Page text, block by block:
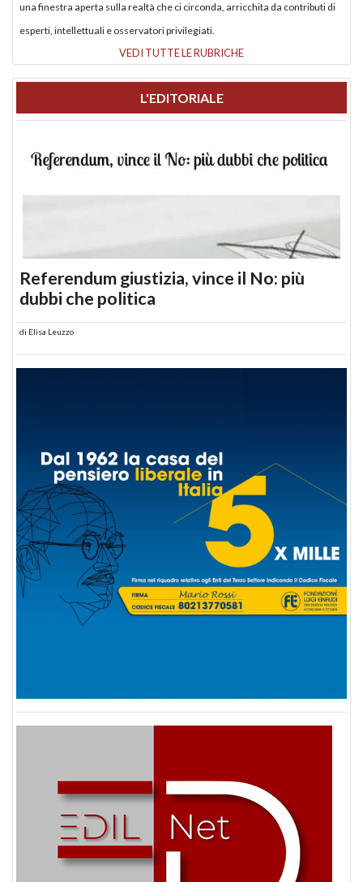
una finestra aperta sulla realtà che ci circonda, arricchita da contributi di
esperti, intellettuali e osservatori privilegiati.
VEDI TUTTE LE RUBRICHE
L'EDITORIALE
Referendum giustizia, vince il No: più
dubbi che politica
di Elisa Leuzzo